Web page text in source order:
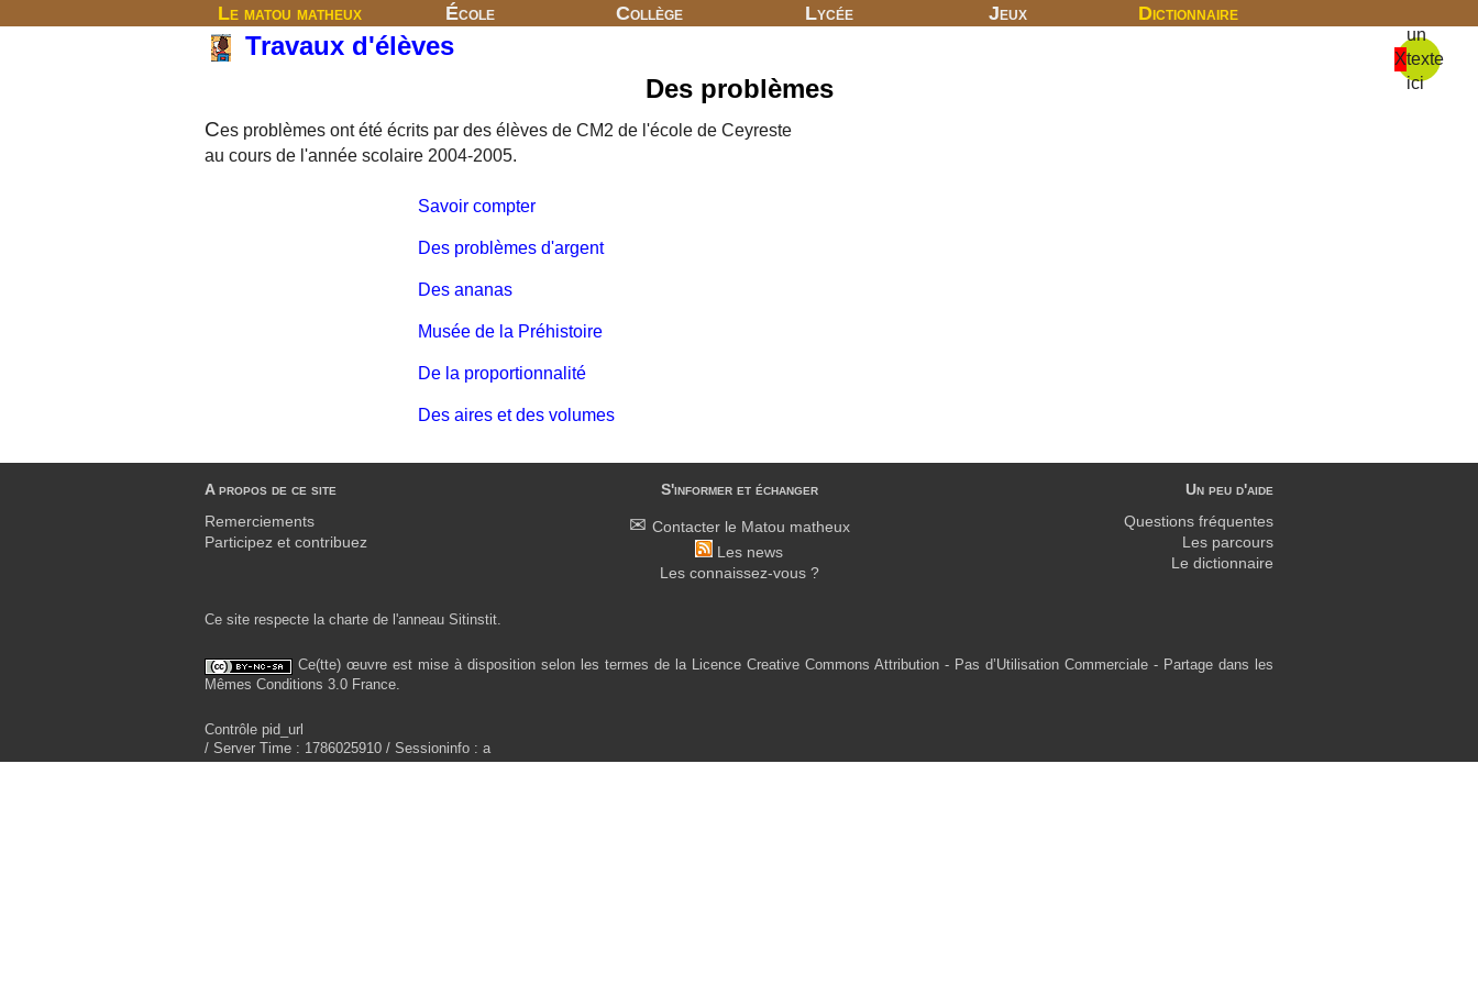
Le matou matheux École Collège Lycée Jeux Dictionnaire
X
un
texte
ici
Travaux d'élèves
Des problèmes
Ces problèmes ont été écrits par des élèves de CM2 de l'école de Ceyreste
au cours de l'année scolaire 2004-2005.
Savoir compter
Des problèmes d'argent
Des ananas
Musée de la Préhistoire
De la proportionnalité
Des aires et des volumes
A propos de ce site
Remerciements
Participez et contribuez
S'informer et échanger
Contacter le Matou matheux
Les news
Les connaissez-vous ?
Un peu d'aide
Questions fréquentes
Les parcours
Le dictionnaire
Ce site respecte la charte de l'anneau Sitinstit.
Ce(tte) œuvre est mise à disposition selon les termes de la Licence Creative Commons Attribution - Pas d’Utilisation Commerciale - Partage dans les
Mêmes Conditions 3.0 France.
Contrôle pid_url
/ Server Time : 1786025910 / Sessioninfo : a